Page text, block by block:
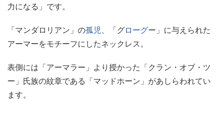
力になる」です。
「マンダロリアン」の孤児、「グローグー」に与えられた
アーマーをモチーフにしたネックレス。
表側には「アーマラー」より授かった「クラン・オブ・ツ
ー」氏族の紋章である「マッドホーン」があしらわれてい
ます。